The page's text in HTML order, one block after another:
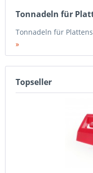
Tonnadeln für
Tonnadeln für
»
Topseller